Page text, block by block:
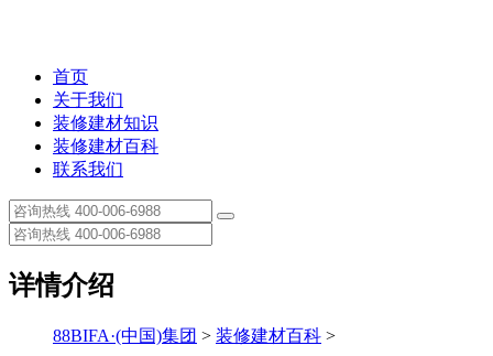
首页
关于我们
装修建材知识
装修建材百科
联系我们
详情介绍
88BIFA·(中国)集团 > 装修建材百科 >